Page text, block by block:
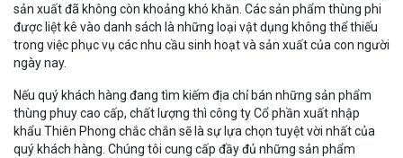
sản xuất đã không còn khoảng khó khăn. Các sản phẩm thùng phi
được liệt kê vào danh sách là những loại vật dụng không thể thiếu
trong việc phục vụ các nhu cầu sinh hoạt và sản xuất của con người
ngày nay.
Nếu quý khách hàng đang tìm kiếm địa chỉ bán những sản phẩm
thùng phuy cao cấp, chất lượng thì công ty Cổ phần xuất nhập
khẩu Thiên Phong chắc chắn sẽ là sự lựa chọn tuyệt vời nhất của
quý khách hàng. Chúng tôi cung cấp đầy đủ những sản phẩm